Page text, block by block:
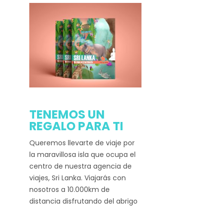
TENEMOS UN
REGALO PARA TI
Queremos llevarte de viaje por
la maravillosa isla que ocupa el
centro de nuestra agencia de
viajes, Sri Lanka. Viajarás con
nosotros a 10.000km de
distancia disfrutando del abrigo